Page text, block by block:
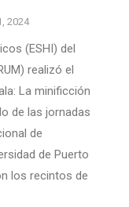
2024
(ESHI) del
realizó el
La minificción
de las jornadas
de
de Puerto
los recintos de